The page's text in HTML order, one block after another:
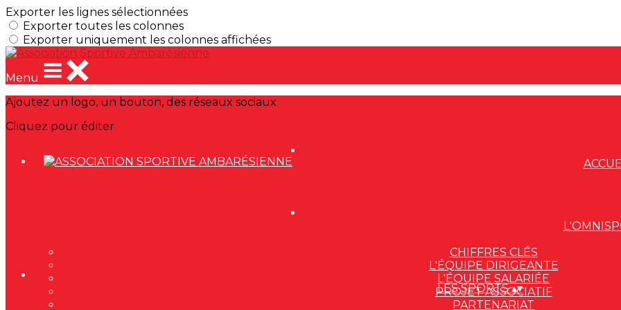
Exporter les lignes sélectionnées
Exporter toutes les colonnes
Exporter uniquement les colonnes affichées
Menu
Ajoutez un logo, un bouton, des réseaux sociaux
Cliquez pour éditer
CHIFFRES CLÉS
L'ÉQUIPE DIRIGEANTE
L'ÉQUIPE SALARIÉE
PROJET ASSOCIATIF
PARTENARIAT
LES SPORTS▴▾